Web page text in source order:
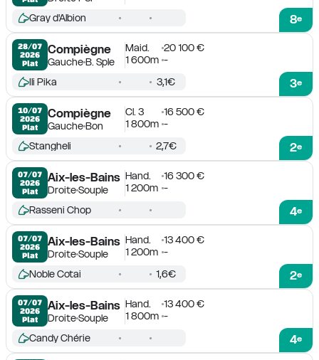
8e
Gray d'Albion
28/07
2026
Plat
Compiègne
GaucheB. Sple
Maid.
20 100 €
1 600m -
3e
Ili Pika 3,1€
10/07
2026
Plat
Compiègne
GaucheBon
Cl. 3
16 500 €
1 800m -
2e
Stangheli 2,7€
07/07
2026
Plat
Aix-les-Bains
DroiteSouple
Hand.
16 300 €
1 200m -
4e
Rasseni Chop
07/07
2026
Plat
Aix-les-Bains
DroiteSouple
Hand.
13 400 €
1 200m -
2e
Noble Cotai 1,6€
07/07
2026
Plat
Aix-les-Bains
DroiteSouple
Hand.
13 400 €
1 800m -
4e
Candy Chérie